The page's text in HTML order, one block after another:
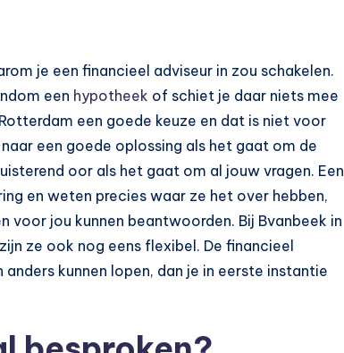
je een financieel adviseur in zou schakelen.
een hypotheek of schiet je daar niets mee
een goede keuze en dat is niet voor
een goede oplossing als het gaat om de
oor als het gaat om al jouw vragen. Een
en weten precies waar ze het over hebben,
jou kunnen beantwoorden. Bij Bvanbeek in
ze ook nog eens flexibel. De financieel
kunnen lopen, dan je in eerste instantie